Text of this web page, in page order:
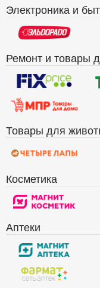
Электроника и
Ремонт и товары
Товары для
Косметика
Аптеки